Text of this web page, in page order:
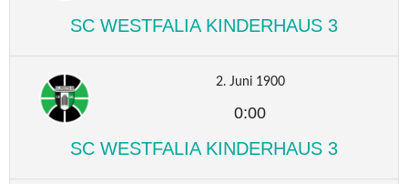
SC WESTFALIA KINDERHAUS 3
2. Juni 1900
0:00
SC WESTFALIA KINDERHAUS 3